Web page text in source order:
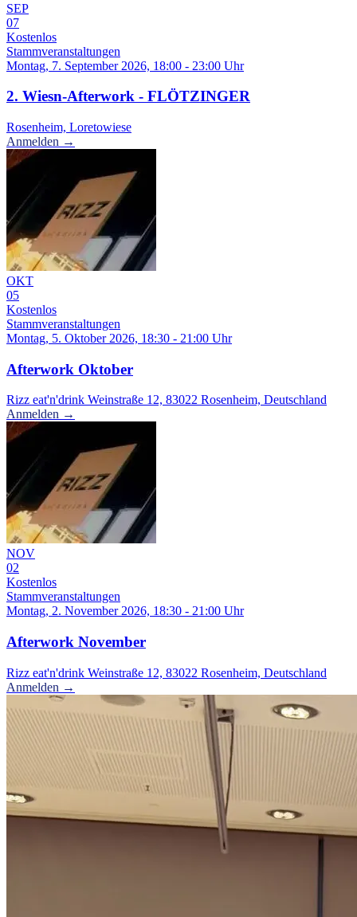
SEP
07
Kostenlos
Stammveranstaltungen
Montag, 7. September 2026, 18:00 - 23:00 Uhr
2. Wiesn-Afterwork - FLÖTZINGER
Rosenheim, Loretowiese
Anmelden →
OKT
05
Kostenlos
Stammveranstaltungen
Montag, 5. Oktober 2026, 18:30 - 21:00 Uhr
Afterwork Oktober
Rizz eat'n'drink Weinstraße 12, 83022 Rosenheim, Deutschland
Anmelden →
NOV
02
Kostenlos
Stammveranstaltungen
Montag, 2. November 2026, 18:30 - 21:00 Uhr
Afterwork November
Rizz eat'n'drink Weinstraße 12, 83022 Rosenheim, Deutschland
Anmelden →